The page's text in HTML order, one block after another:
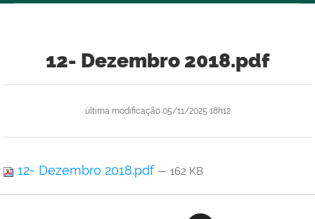
12- Dezembro 2018.pdf
última modificação05/11/2025 18h12
12- Dezembro 2018.pdf — 162 KB